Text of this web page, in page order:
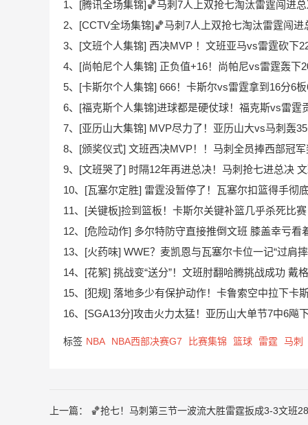
1、[腾讯全场集锦]🏀马刺7人上双抢七淘汰雷霆闯进
2、[CCTV全场集锦]🏀马刺7人上双抢七淘汰雷霆闯
3、[文班个人集锦] 西决MVP ！文班亚马vs雷霆砍下
4、[尚帕尼个人集锦] 正负值+16！尚帕尼vs雷霆轰下
5、[卡斯尔个人集锦] 666！卡斯尔vs雷霆拿到16分6
6、[福克斯个人集锦]进球都是硬仗球！福克斯vs雷霆
7、[亚历山大集锦] MVP尽力了！亚历山大vs马刺轰
8、[颁奖仪式] 文班西决MVP！！马刺全员捧西部冠
9、[文班哭了] 时隔12年再进总决！马刺抢七进总决
10、[瓦塞尔定胜] 雷霆没暂停了！瓦塞尔扣篮得手彻
11、[关键板]捡到篮板！卡斯尔关键补篮几乎杀死比
12、[危险动作] 多尔特防守直接推倒文班 膝盖幸亏看
13、[火药味] WWE？麦凯恩与瓦塞尔卡位一记“过肩
14、[花絮] 挑战变“送分”！文班肘翻哈腾挑战成功 戴
15、[犯规] 落地多少有保护动作！卡鲁索空中拉下卡
16、[SGA13分]攻击火力太猛！亚历山大单节7中6飚
标签 NBA NBA西部决赛G7 比赛集锦 篮球 雷霆 马刺
上一篇： 🏀抢七！马刺第三节一波流大胜雷霆扳成3-3文班